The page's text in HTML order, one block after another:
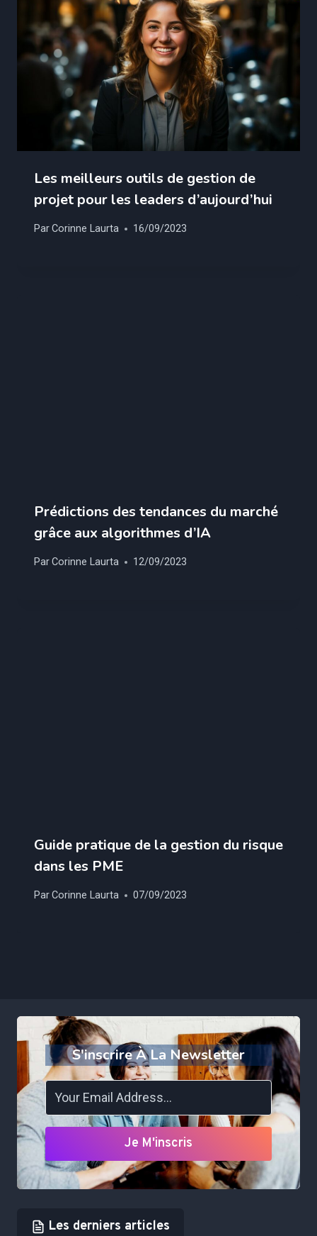
Les meilleurs outils de gestion de
projet pour les leaders d’aujourd’hui
ParCorinne Laurta 16/09/2023
Prédictions des tendances du marché
grâce aux algorithmes d’IA
ParCorinne Laurta 12/09/2023
Guide pratique de la gestion du risque
dans les PME
ParCorinne Laurta 07/09/2023
S'inscrire À La Newsletter
Je M'inscris
Les derniers articles